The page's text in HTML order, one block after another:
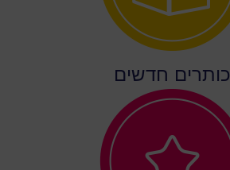
כותרים חדשים